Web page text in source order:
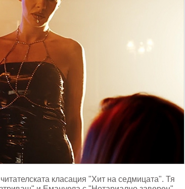
класация "Хит на седмицата". Тя